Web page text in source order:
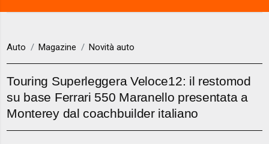
Auto Magazine Novità auto
Touring Superleggera Veloce12: il restomod
su base Ferrari 550 Maranello presentata a
Monterey dal coachbuilder italiano